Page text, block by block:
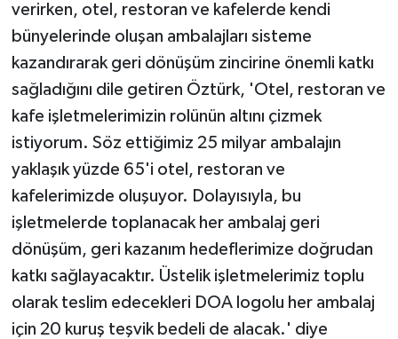
verirken, otel, restoran ve kafelerde kendi
bünyelerinde oluşan ambalajları sisteme
kazandırarak geri dönüşüm zincirine önemli katkı
sağladığını dile getiren Öztürk, 'Otel, restoran ve
kafe işletmelerimizin rolünün altını çizmek
istiyorum. Söz ettiğimiz 25 milyar ambalajın
yaklaşık yüzde 65'i otel, restoran ve
kafelerimizde oluşuyor. Dolayısıyla, bu
işletmelerde toplanacak her ambalaj geri
dönüşüm, geri kazanım hedeflerimize doğrudan
katkı sağlayacaktır. Üstelik işletmelerimiz toplu
olarak teslim edecekleri DOA logolu her ambalaj
için 20 kuruş teşvik bedeli de alacak.' diye